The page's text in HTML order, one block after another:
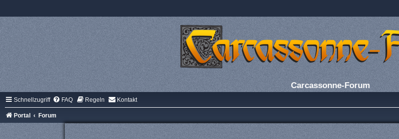
Carcassonne-Forum
Schnellzugriff FAQ Regeln Kontakt
Portal Forum